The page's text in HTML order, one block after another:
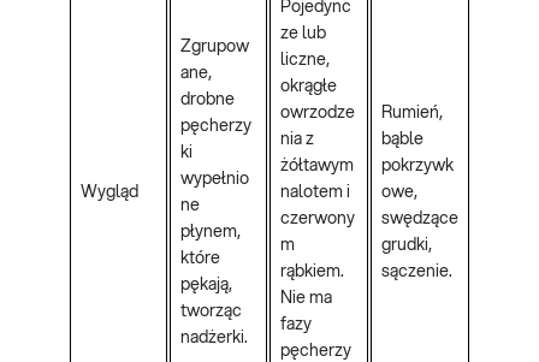
Wygląd
Zgrupow
ane,
drobne
pęcherzy
ki
wypełnio
ne
płynem,
które
pękają,
tworząc
nadżerki.
Pojedync
ze lub
liczne,
okrągłe
owrzodze
nia z
żółtawym
nalotem i
czerwony
m
rąbkiem.
Nie ma
fazy
pęcherzy
Rumień,
bąble
pokrzywk
owe,
swędzące
grudki,
sączenie.